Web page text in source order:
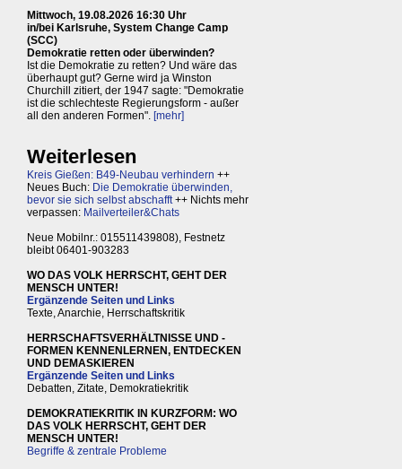
Mittwoch, 19.08.2026 16:30 Uhr
in/bei Karlsruhe, System Change Camp
(SCC)
Demokratie retten oder überwinden?
Ist die Demokratie zu retten? Und wäre das
überhaupt gut? Gerne wird ja Winston
Churchill zitiert, der 1947 sagte: "Demokratie
ist die schlechteste Regierungsform - außer
all den anderen Formen". [mehr]
Weiterlesen
Kreis Gießen: B49-Neubau verhindern ++
Neues Buch: Die Demokratie überwinden,
bevor sie sich selbst abschafft++ Nichts mehr
verpassen: Mailverteiler&Chats
Neue Mobilnr.: 015511439808), Festnetz
bleibt 06401-903283
WO DAS VOLK HERRSCHT, GEHT DER
MENSCH UNTER!
Ergänzende Seiten und Links
Texte, Anarchie, Herrschaftskritik
HERRSCHAFTSVERHÄLTNISSE UND -
FORMEN KENNENLERNEN, ENTDECKEN
UND DEMASKIEREN
Ergänzende Seiten und Links
Debatten, Zitate, Demokratiekritik
DEMOKRATIEKRITIK IN KURZFORM: WO
DAS VOLK HERRSCHT, GEHT DER
MENSCH UNTER!
Begriffe & zentrale Probleme